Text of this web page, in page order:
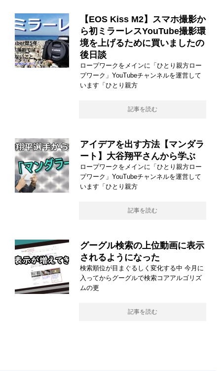
【EOS Kiss M2】スマホ撮影か
ら初ミラーレスYouTube撮影環
境を上げるために買いましたの
後日談
ロープワークをメインに「ひとり親方ロー
プワーク」YouTubeチャンネルを運営して
います「ひとり親方
記事を読む
アイデアを出す方法【マンダラ
ート】大谷翔平さんから学ぶ
ロープワークをメインに「ひとり親方ロー
プワーク」YouTubeチャンネルを運営して
います「ひとり親方
記事を読む
グーグル検索の上位動画に表示
されるようになった
検索順位が目まぐるしく変化する中 今月に
入ってからグーグルで検索コアアルゴリズ
ムの更
記事を読む